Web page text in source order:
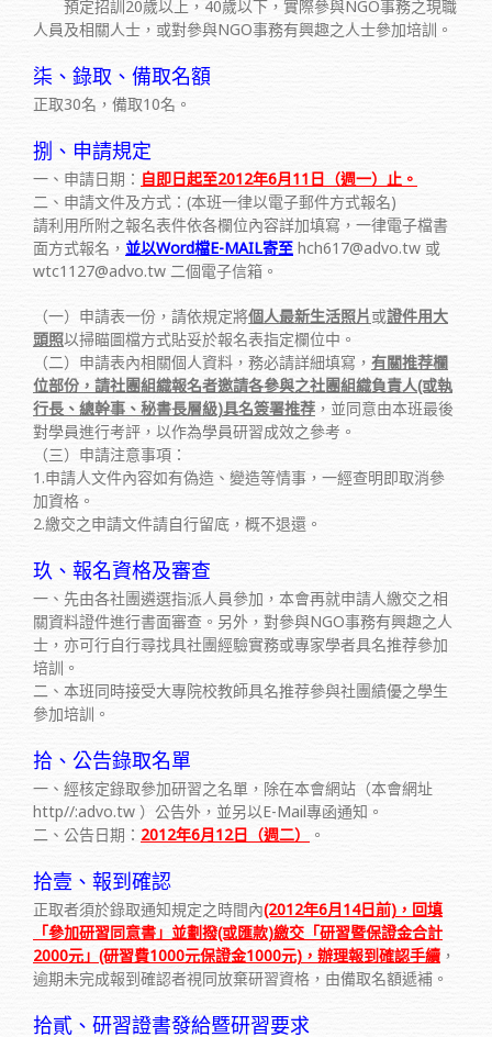
預定招訓20歲以上，40歲以下，實際參與NGO事務之現職
人員及相關人士，或對參與NGO事務有興趣之人士參加培訓。
柒、錄取、備取名額
正取30名，備取10名。
捌、申請規定
一、申請日期： 自即日起至2012年6月11日（週一）止。
二、申請文件及方式：(本班一律以電子郵件方式報名)
請利用所附之報名表件依各欄位內容詳加填寫，一律電子檔書
面方式報名， 並以Word檔E-MAIL寄至 hch617@advo.tw 或
wtc1127@advo.tw 二個電子信箱。
（一）申請表一份，請依規定將個人最新生活照片或證件用大
頭照以掃瞄圖檔方式貼妥於報名表指定欄位中。
（二）申請表內相關個人資料，務必請詳細填寫， 有關推荐欄
位部份，請社團組織報名者邀請各參與之社團組織負責人(或執
行長、總幹事、秘書長層級)具名簽署推荐 ，並同意由本班最後
對學員進行考評，以作為學員研習成效之參考。
（三）申請注意事項：
1.申請人文件內容如有偽造、變造等情事，一經查明即取消參
加資格。
2.繳交之申請文件請自行留底，概不退還。
玖、報名資格及審查
一、先由各社團遴選指派人員參加，本會再就申請人繳交之相
關資料證件進行書面審查。另外，對參與NGO事務有興趣之人
士，亦可行自行尋找具社團經驗實務或專家學者具名推荐參加
培訓。
二、本班同時接受大專院校教師具名推荐參與社團績優之學生
參加培訓。
拾、公告錄取名單
一、經核定錄取參加研習之名單，除在本會網站（本會網址
http//:advo.tw ）公告外，並另以E-Mail專函通知。
二、公告日期： 2012年6月12日（週二） 。
拾壹、報到確認
正取者須於錄取通知規定之時間內(2012年6月14日前)，回填
「參加研習同意書」並劃撥(或匯款)繳交「研習暨保證金合計
2000元」(研習費1000元保證金1000元)，辦理報到確認手續 ，
逾期未完成報到確認者視同放棄研習資格，由備取名額遞補。
拾貳、研習證書發給暨研習要求